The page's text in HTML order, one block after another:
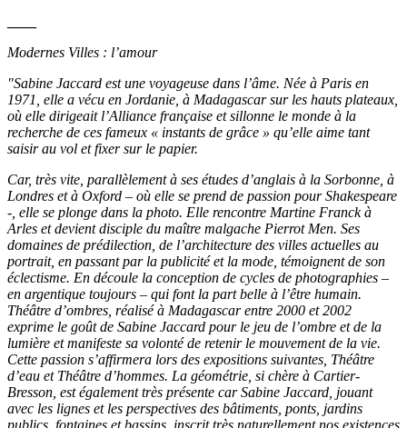
Modernes Villes : l’amour
"Sabine Jaccard est une voyageuse dans l’âme. Née à Paris en
1971, elle a vécu en Jordanie, à Madagascar sur les hauts plateaux,
où elle dirigeait l’Alliance française et sillonne le monde à la
recherche de ces fameux « instants de grâce » qu’elle aime tant
saisir au vol et fixer sur le papier.
Car, très vite, parallèlement à ses études d’anglais à la Sorbonne, à
Londres et à Oxford – où elle se prend de passion pour Shakespeare
-, elle se plonge dans la photo. Elle rencontre Martine Franck à
Arles et devient disciple du maître malgache Pierrot Men. Ses
domaines de prédilection, de l’architecture des villes actuelles au
portrait, en passant par la publicité et la mode, témoignent de son
éclectisme. En découle la conception de cycles de photographies –
en argentique toujours – qui font la part belle à l’être humain.
Théâtre d’ombres, réalisé à Madagascar entre 2000 et 2002
exprime le goût de Sabine Jaccard pour le jeu de l’ombre et de la
lumière et manifeste sa volonté de retenir le mouvement de la vie.
Cette passion s’affirmera lors des expositions suivantes, Théâtre
d’eau et Théâtre d’hommes. La géométrie, si chère à Cartier-
Bresson, est également très présente car Sabine Jaccard, jouant
avec les lignes et les perspectives des bâtiments, ponts, jardins